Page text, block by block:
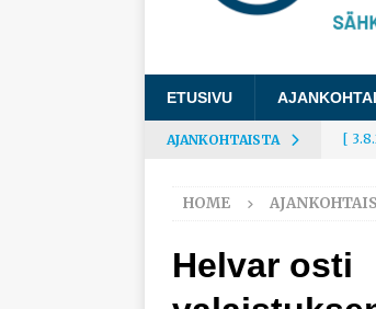
ETUSIVU
AJANKOHTAISTA [
[
HOME
Helvar osti